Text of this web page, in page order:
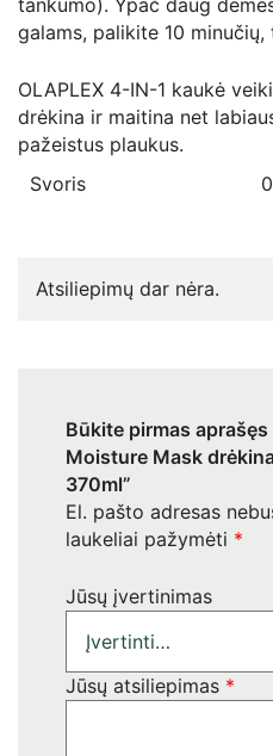
tankumo). Ypač daug
galams, palikite 10
OLAPLEX 4-IN-1 kaukė
drėkina ir maitina net
pažeistus plaukus.
Svoris
Atsiliepimų dar nėra.
Būkite pirmas aprašęs
Moisture Mask
370ml”
El. pašto adresas
laukeliai pažymėti *
Jūsų įvertinimas
Jūsų atsiliepimas *